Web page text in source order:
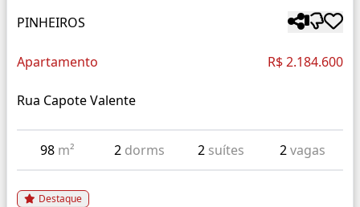
PINHEIROS
Apartamento R$ 2.184.600
Rua Capote Valente
98 m² 2 dorms 2 suítes 2vagas
Destaque